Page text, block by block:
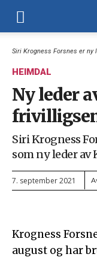
Siri Krogness Forsnes er ny
HEIMDAL
Ny leder
Siri Krogness
som ny leder
7. september 2021
Krogness
august og har